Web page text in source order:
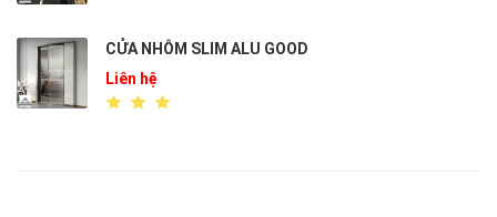
CỬA NHÔM SLIM ALU GOOD
Liên hệ